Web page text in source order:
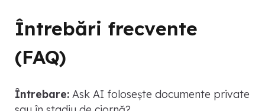
Întrebări frecvente
(FAQ)
Întrebare: Ask AI folosește documente private